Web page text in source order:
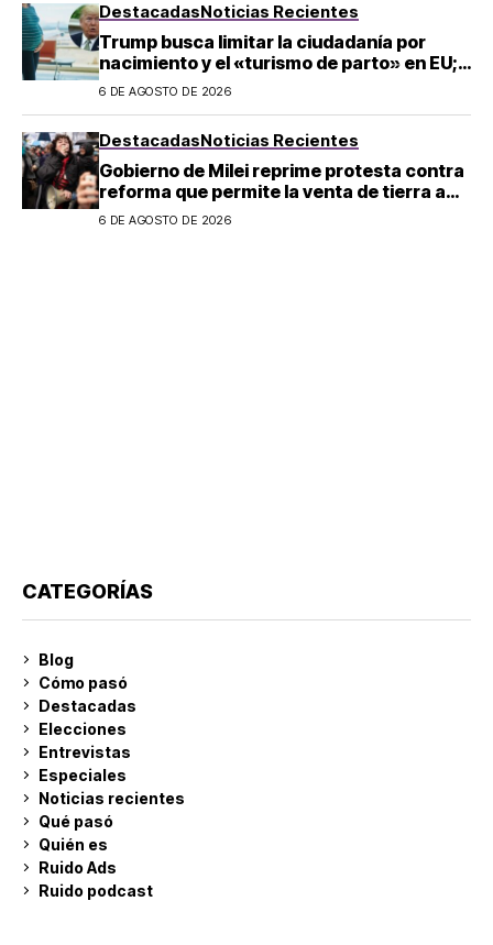
DestacadasNoticias Recientes
Trump busca limitar la ciudadanía por
nacimiento y el «turismo de parto» en EU;
¿a quién afecta?
6 DE AGOSTO DE 2026
DestacadasNoticias Recientes
Gobierno de Milei reprime protesta contra
reforma que permite la venta de tierra a
extranjeros en Argentina
6 DE AGOSTO DE 2026
CATEGORÍAS
Blog
Cómo pasó
Destacadas
Elecciones
Entrevistas
Especiales
Noticias recientes
Qué pasó
Quién es
Ruido Ads
Ruido podcast